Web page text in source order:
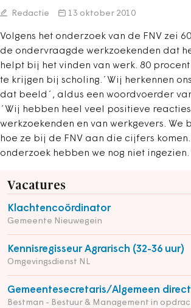
Redactie 13 oktober 2010
Volgens het onderzoek van de FNV zei
de ondervraagde werkzoekenden dat
helpt bij het vinden van werk. 80
te krijgen bij scholing.´Wij herkennen
dat beeld´, aldus een woordvoerder van
´Wij hebben heel veel positieve
werkzoekenden en van werkgevers. We
hoe ze bij de FNV aan die cijfers
onderzoek hebben we nog niet
Vacatures
Klachtencoördinator
Gemeente Nieuwegein
Kennisregisseur Agrarisch (32-36 uur)
Omgevingsdienst NL
Gemeentesecretaris/Algemeen
Bestman - Bestuur & Management in